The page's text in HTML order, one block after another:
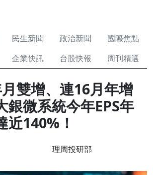
民生新聞 政治新聞
國際焦點
企業快訊
台股快報 周刊精選
雙增、連16月年增
銀微系統今年EPS年
近140%！
理周投研部